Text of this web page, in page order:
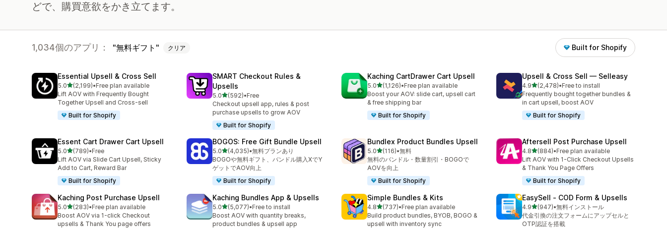
どで、購買意欲をかき立てます。
1,034個のアプリ： 無料ギフト クリア Built for Shopify
Essential Upsell & Cross Sell
5.05つ星中
(2,199)
合計レビュー数：2199件
•Free plan available
Lift AOV with Frequently Bought
Together Upsell and Cross-sell
Built for Shopify
SMART Checkout Rules &
Upsells
5.05つ星中
(592)
合計レビュー数：592件
•Free
Checkout upsell app, rules & post
purchase upsells to grow AOV
Built for Shopify
Kaching CartDrawer Cart Upsell
5.05つ星中
(1,126)
合計レビュー数：1126件
•Free plan available
Boost your AOV: slide cart, upsell cart
& free shipping bar
Built for Shopify
Upsell & Cross Sell — Selleasy
4.95つ星中
(2,478)
合計レビュー数：2478件
•Free to install
Frequently bought together bundles &
in cart upsell, boost AOV
Built for Shopify
Essent Cart Drawer Cart Upsell
5.05つ星中
(789)
合計レビュー数：789件
•Free
Lift AOV via Slide Cart Upsell, Sticky
Add to Cart, Reward Bar
Built for Shopify
BOGOS: Free Gift Bundle Upsell
5.05つ星中
(4,035)
合計レビュー数：4035件
•無料プランあり
BOGOや無料ギフト、バンドル購入XでY
ゲットでAOV向上
Built for Shopify
Bundlex Product Bundles Upsell
5.05つ星中
(116)
合計レビュー数：116件
•無料
無料のバンドル・数量割引・BOGOで
AOVを向上
Built for Shopify
Aftersell Post Purchase Upsell
4.85つ星中
(884)
合計レビュー数：884件
•Free plan available
Lift AOV with 1-Click Checkout Upsells
& Thank You Page Offers
Built for Shopify
Kaching Post Purchase Upsell
5.05つ星中
(283)
合計レビュー数：283件
•Free plan available
Boost AOV via 1-click Checkout
upsells & Thank You page offers
Kaching Bundles App & Upsells
5.05つ星中
(5,077)
合計レビュー数：5077件
•Free to install
Boost AOV with quantity breaks,
product bundles & upsell app
Simple Bundles & Kits
4.85つ星中
(737)
合計レビュー数：737件
•Free plan available
Build product bundles, BYOB, BOGO &
upsell with inventory sync
EasySell ‑ COD Form & Upsells
4.95つ星中
(947)
合計レビュー数：947件
•無料インストール
代金引換の注文フォームにアップセルと
OTP認証を搭載